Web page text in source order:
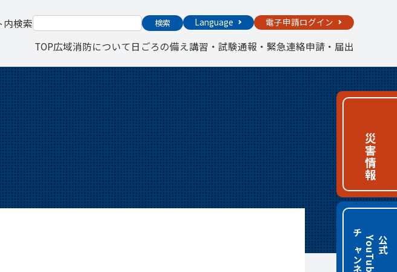
内検索 検索 Language 電子申請ログイン
TOP広域消防について日ごろの備え講習・試験通報・緊急連絡申請・届出
災害情報
公
式
Y
o
u
T
u
b
e
チャンネル